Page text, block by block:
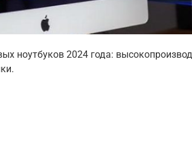
ноутбуков 2024 года: